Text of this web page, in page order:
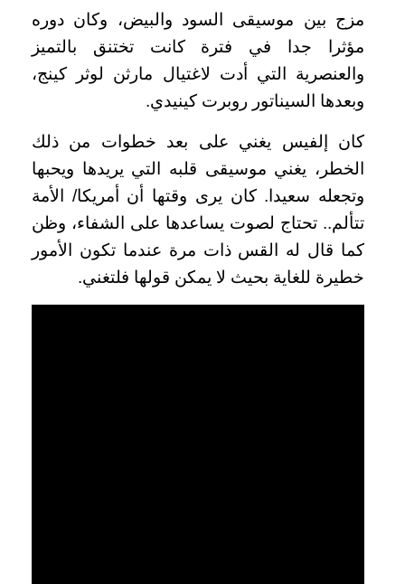
مزج بين موسيقى السود والبيض، وكان دوره
مؤثرا جدا في فترة كانت تختنق بالتميز
والعنصرية التي أدت لاغتيال مارثن لوثر كينج،
وبعدها السيناتور روبرت كينيدي.
كان إلفيس يغني على بعد خطوات من ذلك
الخطر، يغني موسيقى قلبه التي يريدها ويحبها
وتجعله سعيدا. كان يرى وقتها أن أمريكا/ الأمة
تتألم.. تحتاج لصوت يساعدها على الشفاء، وظن
كما قال له القس ذات مرة عندما تكون الأمور
خطيرة للغاية بحيث لا يمكن قولها فلتغني.